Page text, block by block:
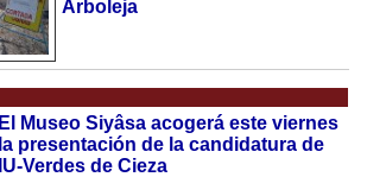
Arboleja
El Museo Siyâsa acogerá este viernes
la presentación de la candidatura de
IU-Verdes de Cieza